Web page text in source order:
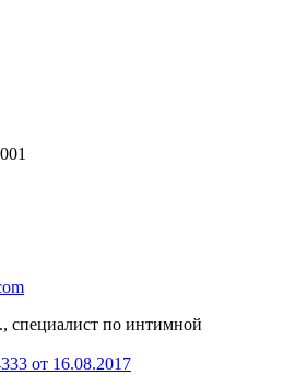
специалист по интимной
от 16.08.2017